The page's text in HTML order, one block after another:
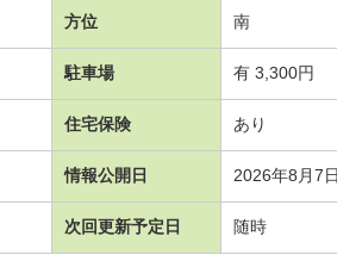
方位 南
駐車場 有 3,300円
住宅保険 あり
情報公開日 2026年8月7
次回更新予定日 随時